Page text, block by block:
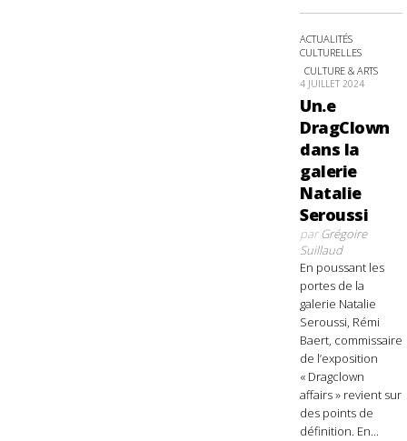
ACTUALITÉS
CULTURELLES
CULTURE & ARTS
4 JUILLET 2024
Un.e
DragClown
dans la
galerie
Natalie
Seroussi
parGrégoire
Suillaud
En poussant les
portes de la
galerie Natalie
Seroussi, Rémi
Baert, commissaire
de l’exposition
« Dragclown
affairs » revient sur
des points de
définition. En...